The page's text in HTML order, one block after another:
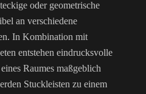
oder geometrische
an verschiedene
In Kombination mit
entstehen eindrucksvolle
Raumes maßgeblich
Stuckleisten zu einem